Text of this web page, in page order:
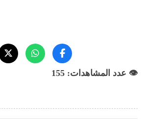
👁️ عدد المشاهدات: 155